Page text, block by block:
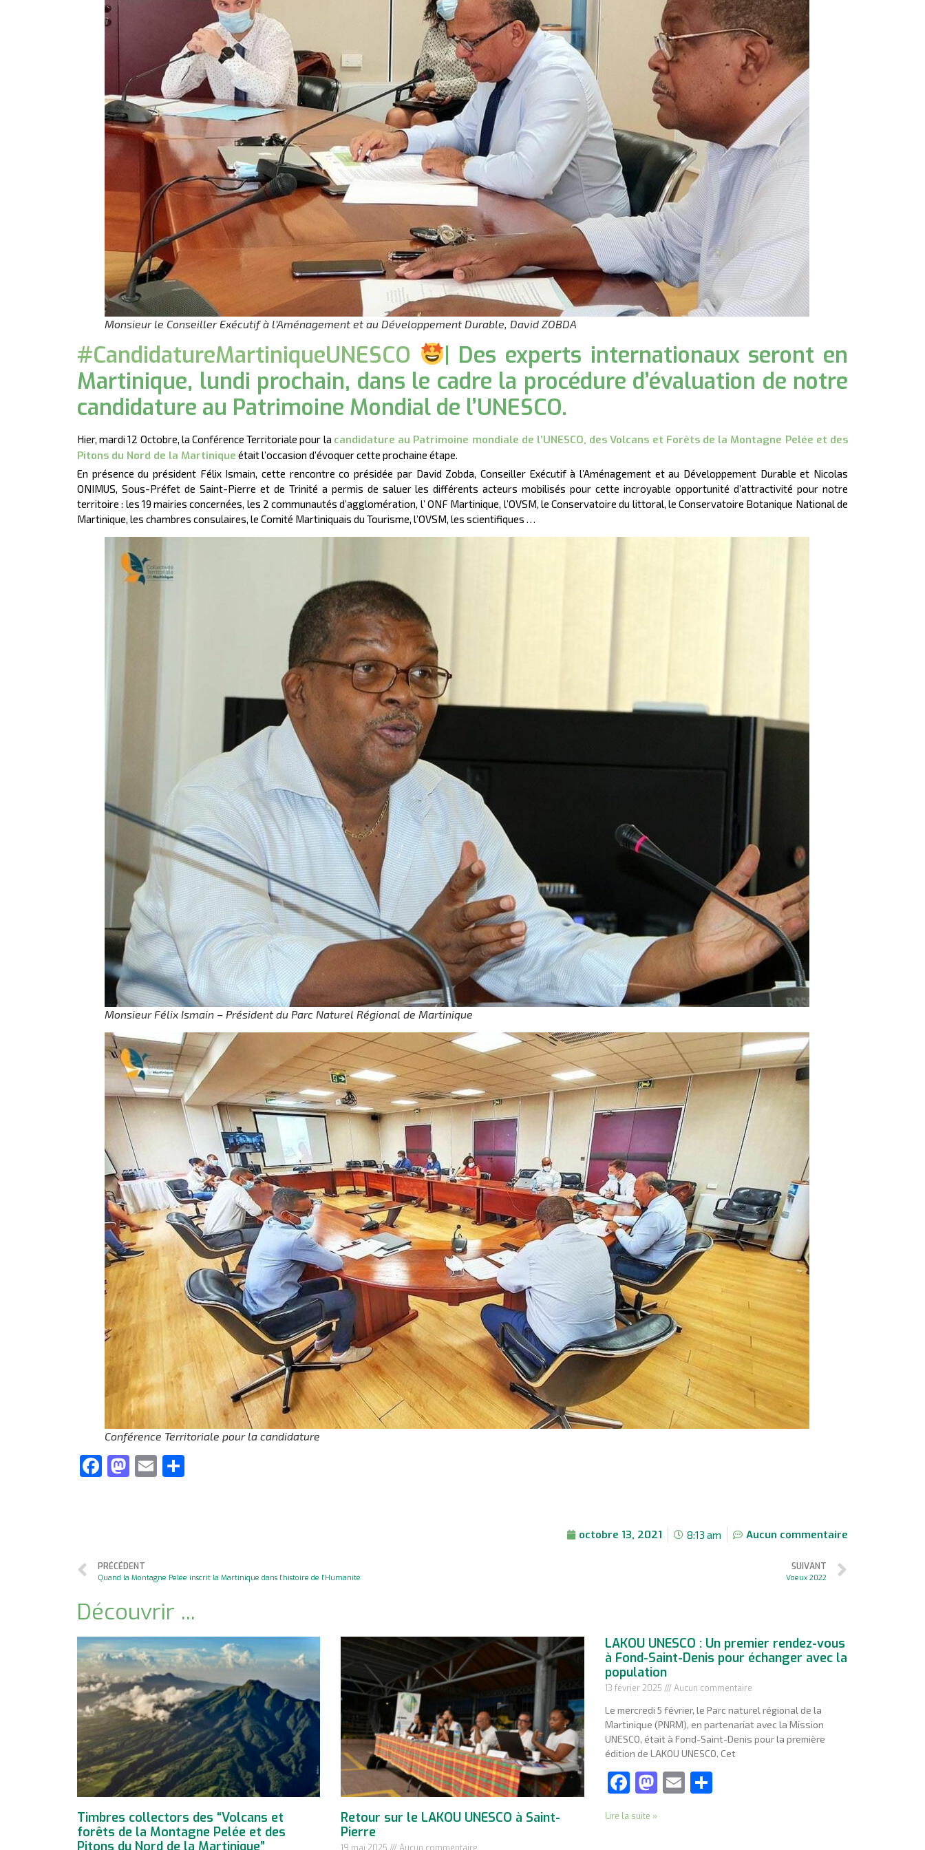
Monsieur le Conseiller Exécutif à l’Aménagement et au Développement Durable, David ZOBDA
#CandidatureMartiniqueUNESCO
| Des experts internationaux seront en
Martinique, lundi prochain, dans le cadre la procédure d’évaluation de notre
candidature au Patrimoine Mondial de l’UNESCO.
Hier, mardi 12 Octobre, la Conférence Territoriale pour la candidature au Patrimoine mondiale de l’UNESCO, des Volcans et Forêts de la Montagne Pelée et des
Pitons du Nord de la Martinique était l’occasion d’évoquer cette prochaine étape.
En présence du président Félix Ismain, cette rencontre co présidée par David Zobda, Conseiller Exécutif à l’Aménagement et au Développement Durable et Nicolas
ONIMUS, Sous-Préfet de Saint-Pierre et de Trinité a permis de saluer les différents acteurs mobilisés pour cette incroyable opportunité d’attractivité pour notre
territoire : les 19 mairies concernées, les 2 communautés d’agglomération, l’ ONF Martinique, l’OVSM, le Conservatoire du littoral, le Conservatoire Botanique National de
Martinique, les chambres consulaires, le Comité Martiniquais du Tourisme, l’OVSM, les scientifiques …
Monsieur Félix Ismain – Président du Parc Naturel Régional de Martinique
Conférence Territoriale pour la candidature
Facebook
Mastodon
Email
octobre 13, 2021 8:13 am Aucun commentaire
PRÉCÉDENT
Quand la Montagne Pelée inscrit la Martinique dans l’histoire de l’Humanité
SUIVANT
Voeux 2022
Découvrir ...
Timbres collectors des “Volcans et
forêts de la Montagne Pelée et des
Pitons du Nord de la Martinique”
Retour sur le LAKOU UNESCO à Saint-
Pierre
LAKOU UNESCO : Un premier rendez-vous
à Fond-Saint-Denis pour échanger avec la
population
13 février 2025 Aucun commentaire
Le mercredi 5 février, le Parc naturel régional de la
Martinique (PNRM), en partenariat avec la Mission
UNESCO, était à Fond-Saint-Denis pour la première
édition de LAKOU UNESCO. Cet
Facebook
Mastodon
EmailPartager
Lire la suite »